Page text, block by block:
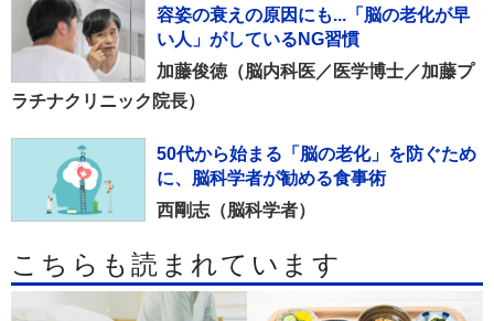
容姿の衰えの原因にも...「脳の老化が早
い人」がしているNG習慣
加藤俊徳（脳内科医／医学博士／加藤プ
ラチナクリニック院長）
50代から始まる「脳の老化」を防ぐため
に、脳科学者が勧める食事術
西剛志（脳科学者）
こちらも読まれています